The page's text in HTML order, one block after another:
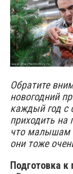
Обратите
новогодний
каждый год с
приходить на
что малышам
они тоже
Подготовка к